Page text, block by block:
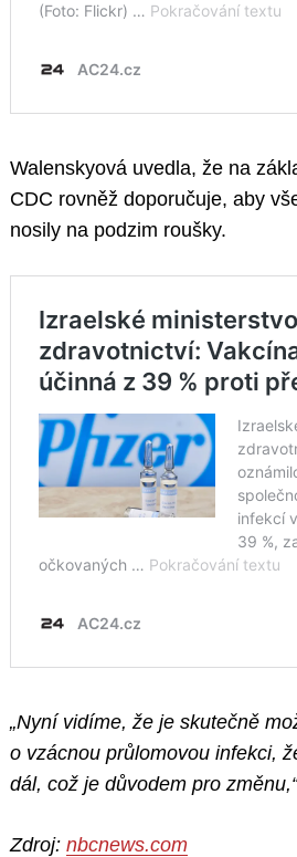
Walenskyová uvedla, že na
CDC rovněž doporučuje, aby
nosily na podzim roušky.
„Nyní vidíme, že je skutečně
o vzácnou průlomovou infekci,
dál, což je důvodem pro
Zdroj: nbcnews.com